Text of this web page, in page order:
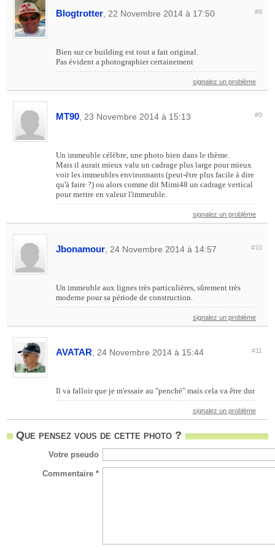
Blogtrotter , 22 Novembre 2014 à 17:50 #8
Bien sur ce building est tout a fait original.
Pas évident a photographier certainement
signalez un problème
MT90 , 23 Novembre 2014 à 15:13 #9
Un immeuble célèbre, une photo bien dans le thème.
Mais il aurait mieux valu un cadrage plus large pour mieux
voir les immeubles environnants (peut-être plus facile à dire
qu'à faire ?) ou alors comme dit Mimi48 un cadrage vertical
pour mettre en valeur l'immeuble.
signalez un problème
Jbonamour , 24 Novembre 2014 à 14:57 #10
Un immeuble aux lignes très particulières, sûrement très
moderne pour sa période de construction.
signalez un problème
AVATAR , 24 Novembre 2014 à 15:44 #11
Il va falloir que je m'essaie au "penché" mais cela va être dur
signalez un problème
Que pensez vous de cette photo ?
Votre pseudo
Commentaire *